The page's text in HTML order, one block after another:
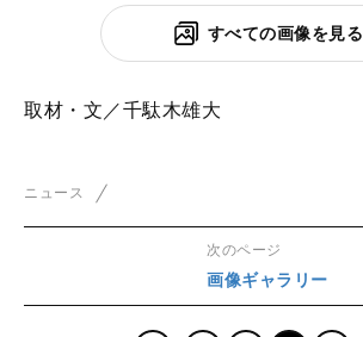
すべての画像を見る
取材・文／千駄木雄大
ニュース
次のページ
画像ギャラリー